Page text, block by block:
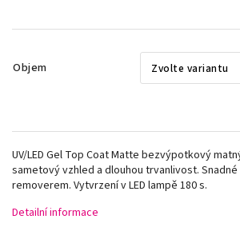
Objem
UV/LED Gel Top Coat Matte bezvýpotkový
sametový vzhled a dlouhou trvanlivost.
removerem. Vytvrzení v LED lampě 180 s.
Detailní informace